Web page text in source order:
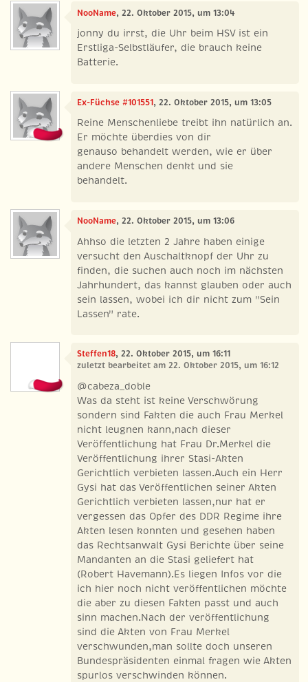
NooName, 22. Oktober 2015, um 13:04
jonny du irrst, die Uhr beim HSV ist ein
Erstliga-Selbstläufer, die brauch keine
Batterie.
Ex-Füchse #101551, 22. Oktober 2015, um 13:05
Reine Menschenliebe treibt ihn natürlich an.
Er möchte überdies von dir
genauso behandelt werden, wie er über
andere Menschen denkt und sie
behandelt.
NooName, 22. Oktober 2015, um 13:06
Ahhso die letzten 2 Jahre haben einige
versucht den Auschaltknopf der Uhr zu
finden, die suchen auch noch im nächsten
Jahrhundert, das kannst glauben oder auch
sein lassen, wobei ich dir nicht zum "Sein
Lassen" rate.
Steffen18, 22. Oktober 2015, um 16:11
zuletzt bearbeitet am 22. Oktober 2015, um 16:12
@cabeza_doble
Was da steht ist keine Verschwörung
sondern sind Fakten die auch Frau Merkel
nicht leugnen kann,nach dieser
Veröffentlichung hat Frau Dr.Merkel die
Veröffentlichung ihrer Stasi-Akten
Gerichtlich verbieten lassen.Auch ein Herr
Gysi hat das Veröffentlichen seiner Akten
Gerichtlich verbieten lassen,nur hat er
vergessen das Opfer des DDR Regime ihre
Akten lesen konnten und gesehen haben
das Rechtsanwalt Gysi Berichte über seine
Mandanten an die Stasi geliefert hat
(Robert Havemann).Es liegen Infos vor die
ich hier noch nicht veröffentlichen möchte
die aber zu diesen Fakten passt und auch
sinn machen.Nach der veröffentlichung
sind die Akten von Frau Merkel
verschwunden,man sollte doch unseren
Bundespräsidenten einmal fragen wie Akten
spurlos verschwinden können.